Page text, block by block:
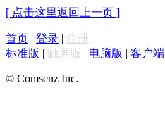
[ 点击这里返回上一页 ]
首页 | 登录 | 注册
标准版 | 触屏版 | 电脑版 | 客户端
© Comsenz Inc.